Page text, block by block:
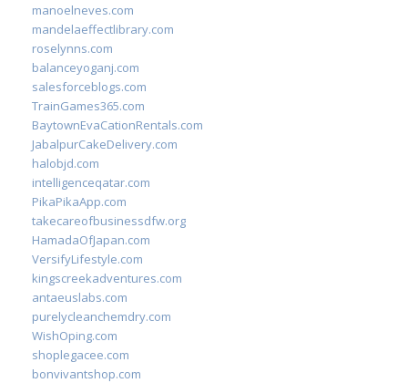
manoelneves.com
mandelaeffectlibrary.com
roselynns.com
balanceyoganj.com
salesforceblogs.com
TrainGames365.com
BaytownEvaCationRentals.com
JabalpurCakeDelivery.com
halobjd.com
intelligenceqatar.com
PikaPikaApp.com
takecareofbusinessdfw.org
HamadaOfJapan.com
VersifyLifestyle.com
kingscreekadventures.com
antaeuslabs.com
purelycleanchemdry.com
WishOping.com
shoplegacee.com
bonvivantshop.com